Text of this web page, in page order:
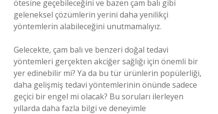
ötesine geçebileceğini ve bazen çam balı gibi
geleneksel çözümlerin yerini daha yenilikçi
yöntemlerin alabileceğini unutmamalıyız.
Gelecekte, çam balı ve benzeri doğal tedavi
yöntemleri gerçekten akciğer sağlığı için önemli bir
yer edinebilir mi? Ya da bu tür ürünlerin popülerliği,
daha gelişmiş tedavi yöntemlerinin önünde sadece
geçici bir engel mi olacak? Bu soruları ilerleyen
yıllarda daha fazla bilgi ve deneyimle